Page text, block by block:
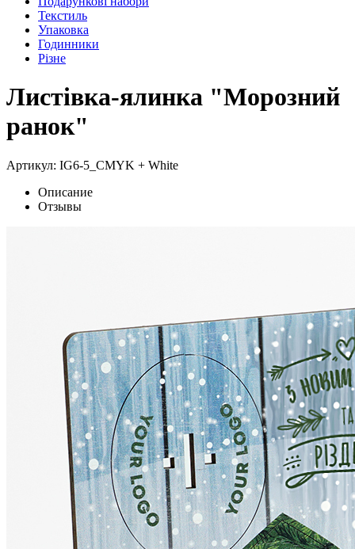
Текстиль
Упаковка
Годинники
Різне
Листівка-ялинка "Морозний
ранок"
Артикул: IG6-5_CMYK + White
Описание
Отзывы